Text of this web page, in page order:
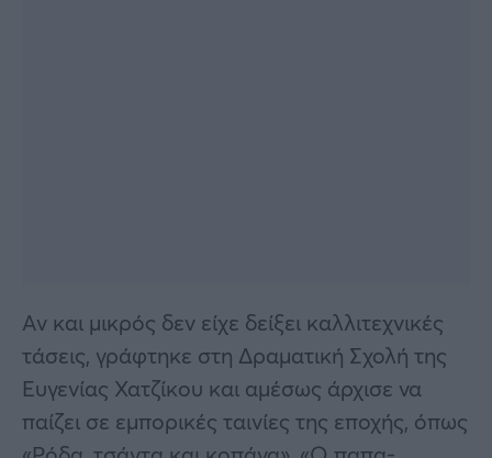
Αν και μικρός δεν είχε δείξει καλλιτεχνικές
τάσεις, γράφτηκε στη Δραματική Σχολή της
Ευγενίας Χατζίκου και αμέσως άρχισε να
παίζει σε εμπορικές ταινίες της εποχής, όπως